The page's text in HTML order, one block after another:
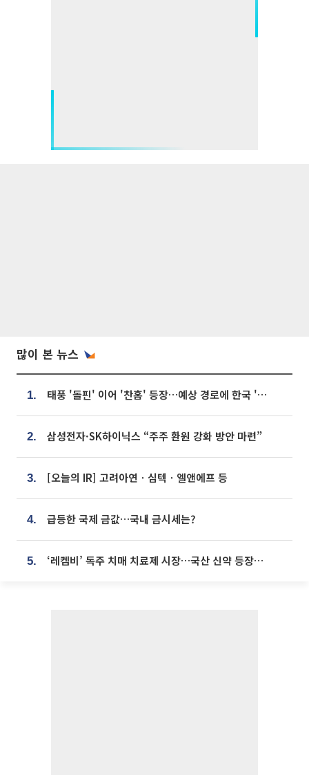
많이 본 뉴스
1. 태풍 '돌핀' 이어 '찬홈' 등장…예상 경로에 한국 '한숨'
2. 삼성전자·SK하이닉스 “주주 환원 강화 방안 마련”
3. [오늘의 IR] 고려아연ㆍ심텍ㆍ엘앤에프 등
4. 급등한 국제 금값…국내 금시세는?
5. ‘레켐비’ 독주 치매 치료제 시장…국산 신약 등장하나